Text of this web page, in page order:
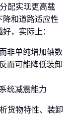
配实现更高载
降和道路适应性
，实际上：
非单纯增加轴数
而可能降低装卸
统减震能力
货物特性、装卸